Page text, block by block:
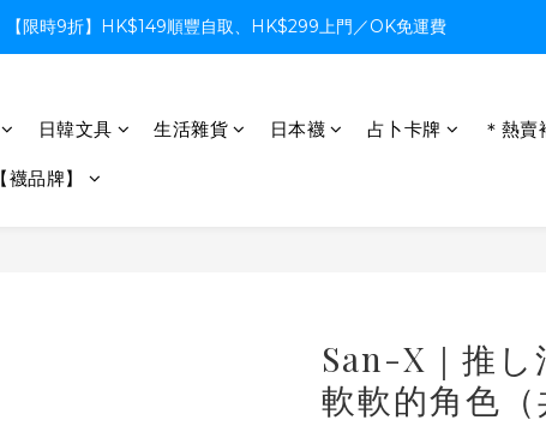
【限時9折】HK$149順豐自取、HK$299上門／OK免運費
【限時9折】HK$149順豐自取、HK$299上門／OK免運費
【限時9折】HK$149順豐自取、HK$299上門／OK免運費
日韓文具 生活雜貨 日本襪 占卜卡牌 ＊熱賣
【襪品牌】
San-X｜推し
軟軟的角色（